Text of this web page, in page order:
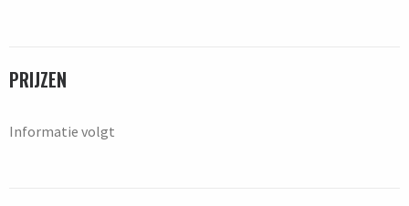
PRIJZEN
Informatie volgt